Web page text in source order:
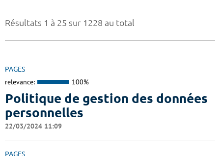
Résultats 1 à 25 sur 1228 au total
PAGES
relevance: 100%
Politique de gestion des données
personnelles
22/03/2024 11:09
PAGES